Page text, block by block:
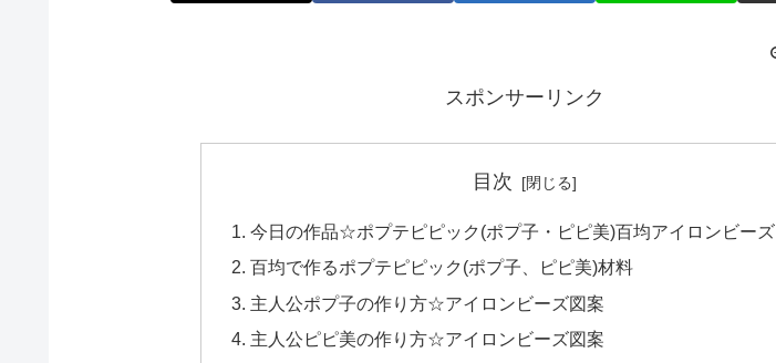
スポンサーリンク
目次
今日の作品☆ポプテピピック(ポプ子・ピピ美)百均アイロンビーズ
百均で作るポプテピピック(ポプ子、ピピ美)材料
主人公ポプ子の作り方☆アイロンビーズ図案
主人公ピピ美の作り方☆アイロンビーズ図案